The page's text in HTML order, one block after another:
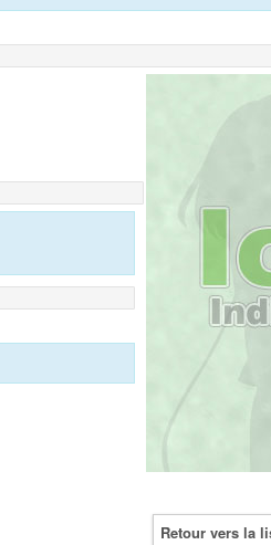
Retour vers la